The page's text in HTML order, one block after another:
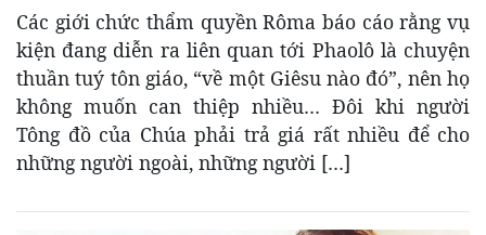
Các giới chức thẩm quyền Rôma báo cáo rằng vụ
kiện đang diễn ra liên quan tới Phaolô là chuyện
thuần tuý tôn giáo, “về một Giêsu nào đó”, nên họ
không muốn can thiệp nhiều… Đôi khi người
Tông đồ của Chúa phải trả giá rất nhiều để cho
những người ngoài, những người […]